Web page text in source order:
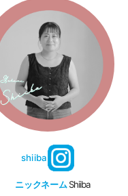
shiiba
ニックネーム Shiiba